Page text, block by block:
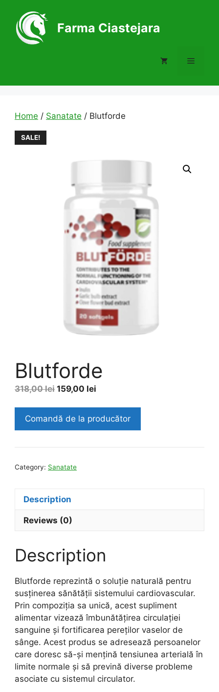
content
Farma Ciastejara
Menu
Home / Sanatate / Blutforde
SALE!
Blutforde
318,00lei Original
318,00 lei.
159,00 lei
159,00 lei.
Comandă de la producător
Category: Sanatate
Description
Reviews (0)
Description
Blutforde reprezintă o soluție naturală pentru
susținerea sănătății sistemului cardiovascular.
Prin compoziția sa unică, acest supliment
alimentar vizează îmbunătățirea circulației
sanguine și fortificarea pereților vaselor de
sânge. Acest produs se adresează persoanelor
care doresc să-și mențină tensiunea arterială în
limite normale și să prevină diverse probleme
asociate cu sistemul circulator.